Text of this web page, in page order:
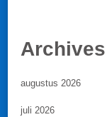
Archives
augustus 2026
juli 2026